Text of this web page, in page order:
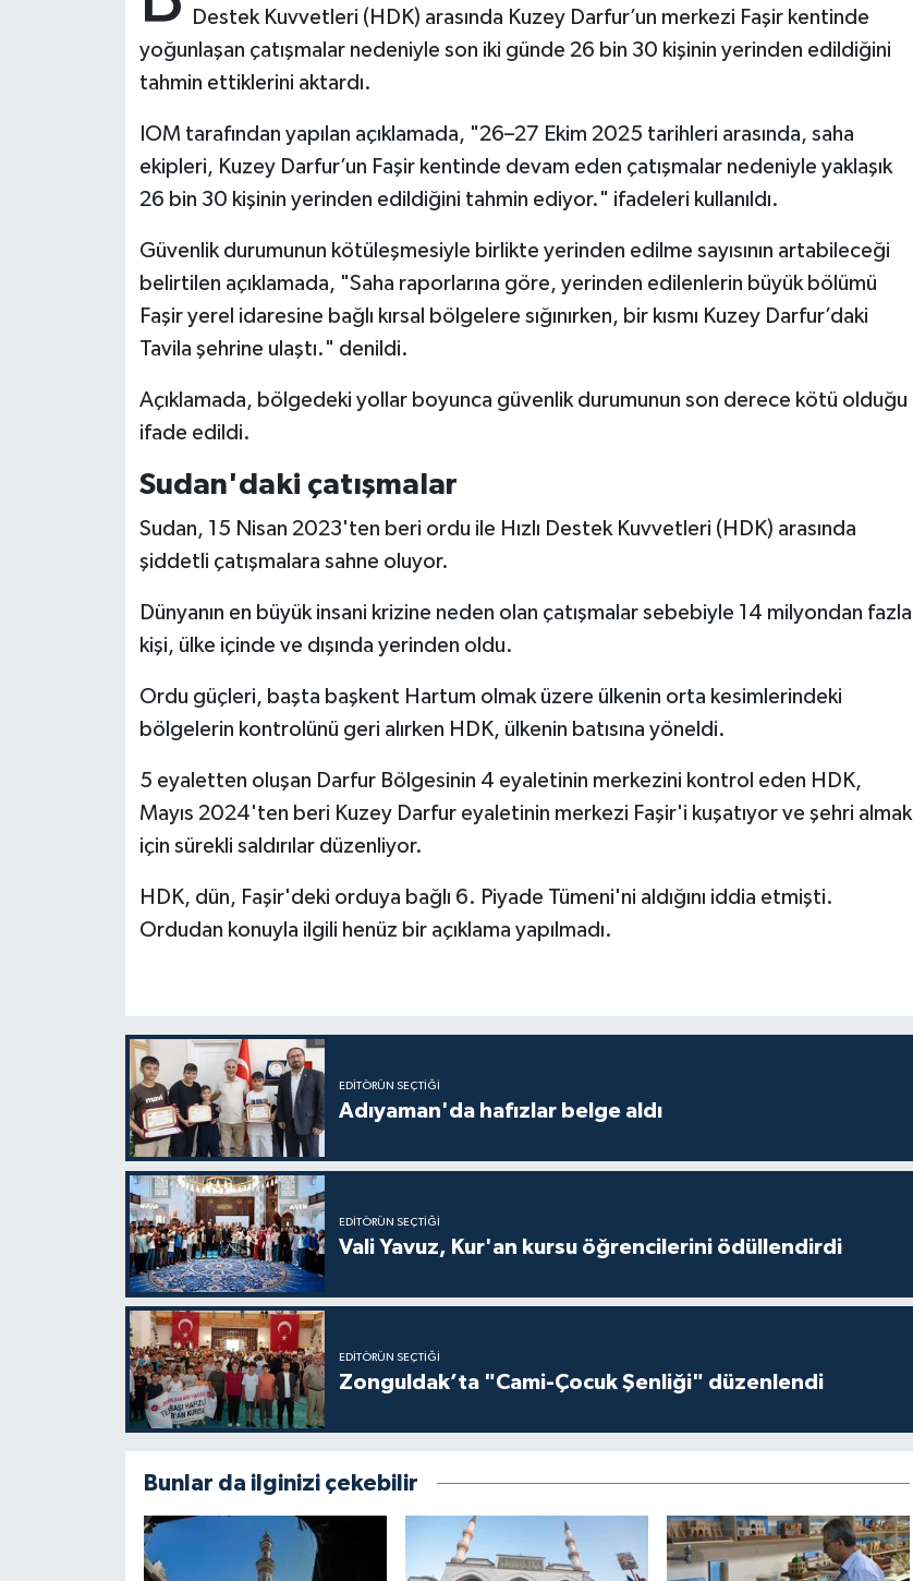
Destek Kuvvetleri (HDK) arasında Kuzey Darfur’un merkezi Faşir kentinde
yoğunlaşan çatışmalar nedeniyle son iki günde 26 bin 30 kişinin yerinden edildiğini
tahmin ettiklerini aktardı.
IOM tarafından yapılan açıklamada, "26–27 Ekim 2025 tarihleri arasında, saha
ekipleri, Kuzey Darfur’un Faşir kentinde devam eden çatışmalar nedeniyle yaklaşık
26 bin 30 kişinin yerinden edildiğini tahmin ediyor." ifadeleri kullanıldı.
Güvenlik durumunun kötüleşmesiyle birlikte yerinden edilme sayısının artabileceği
belirtilen açıklamada, "Saha raporlarına göre, yerinden edilenlerin büyük bölümü
Faşir yerel idaresine bağlı kırsal bölgelere sığınırken, bir kısmı Kuzey Darfur’daki
Tavila şehrine ulaştı." denildi.
Açıklamada, bölgedeki yollar boyunca güvenlik durumunun son derece kötü olduğu
ifade edildi.
Sudan'daki çatışmalar
Sudan, 15 Nisan 2023'ten beri ordu ile Hızlı Destek Kuvvetleri (HDK) arasında
şiddetli çatışmalara sahne oluyor.
Dünyanın en büyük insani krizine neden olan çatışmalar sebebiyle 14 milyondan fazla
kişi, ülke içinde ve dışında yerinden oldu.
Ordu güçleri, başta başkent Hartum olmak üzere ülkenin orta kesimlerindeki
bölgelerin kontrolünü geri alırken HDK, ülkenin batısına yöneldi.
5 eyaletten oluşan Darfur Bölgesinin 4 eyaletinin merkezini kontrol eden HDK,
Mayıs 2024'ten beri Kuzey Darfur eyaletinin merkezi Faşir'i kuşatıyor ve şehri almak
için sürekli saldırılar düzenliyor.
HDK, dün, Faşir'deki orduya bağlı 6. Piyade Tümeni'ni aldığını iddia etmişti.
Ordudan konuyla ilgili henüz bir açıklama yapılmadı.
EDITÖRÜN SEÇTIĞI
Adıyaman'da hafızlar belge aldı
EDITÖRÜN SEÇTIĞI
Vali Yavuz, Kur'an kursu öğrencilerini ödüllendirdi
EDITÖRÜN SEÇTIĞI
Zonguldak’ta "Cami-Çocuk Şenliği" düzenlendi
Bunlar da ilginizi çekebilir
Bitlis Müftülüğü
Burdur Müftülüğü
Çanakkale Müftülüğü
Çankırı Müftülüğü
Denizli Müftülüğü
Diyarbakır Müftülüğü
Düzce Müftülüğü
Edirne Müftülüğü
Erzincan Müftülüğü
Erzurum Müftülüğü
Eskişehir Müftülüğü
Gaziantep Müftülüğü
Giresun Müftülüğü
Hakkari Müftülüğü
Hatay Müftülüğü
Iğdır Müftülüğü
Isparta Müftülüğü
İstanbul Müftülüğü
İzmir Müftülüğü
Kahramanmaraş Müftülüğü
Karaman Müftülüğü
Kars Müftülüğü
Bilim, Teknoloji
Diyanet TV
İhtida Haberleri